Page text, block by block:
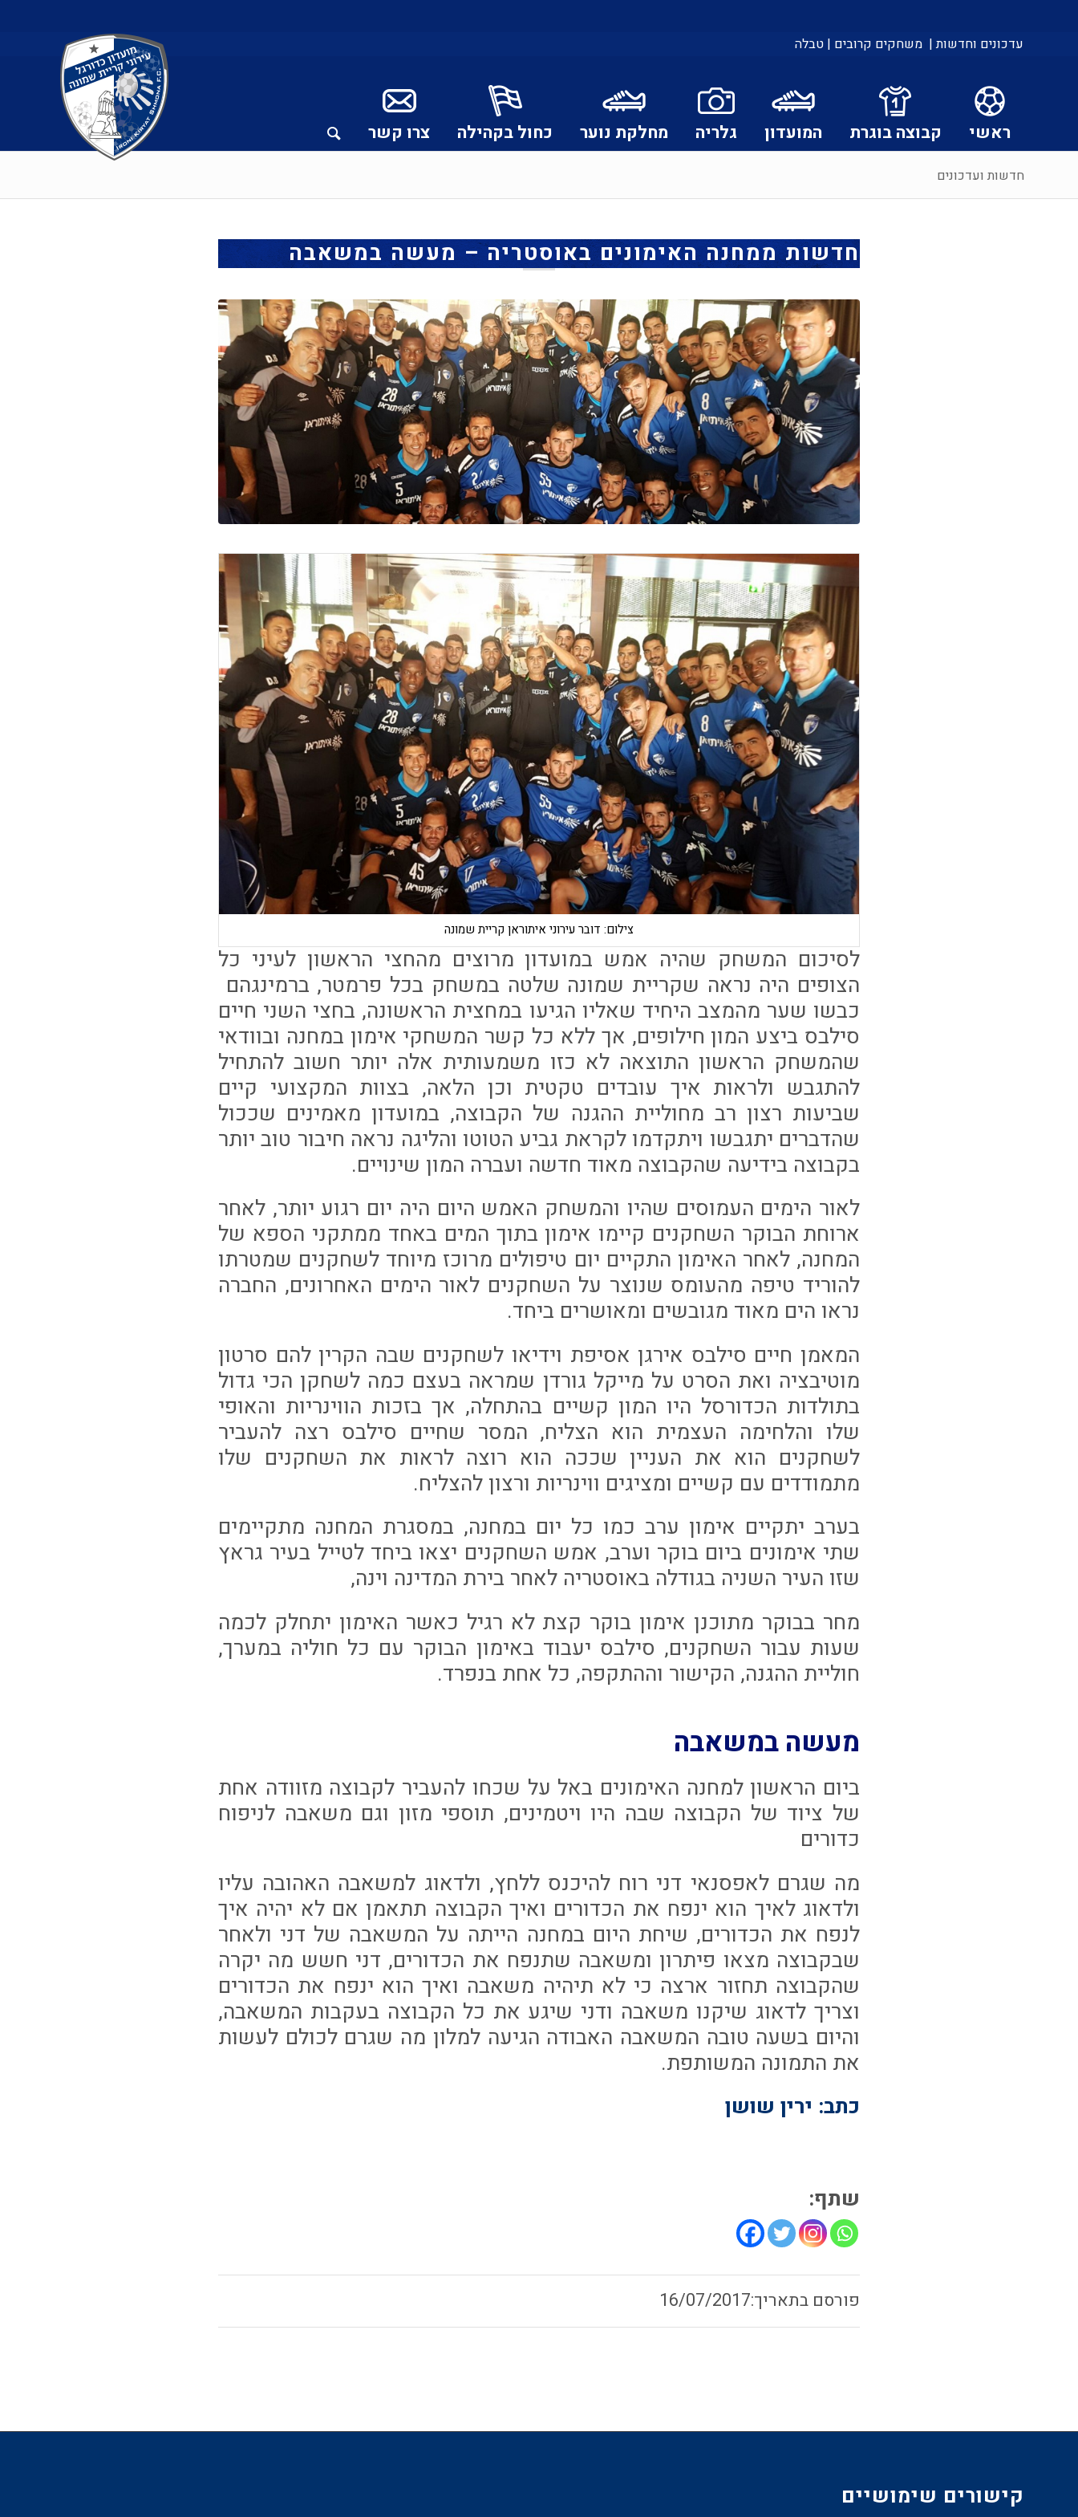
עדכונים וחדשות | משחקים קרובים | טבלה
ראשי קבוצה בוגרת המועדון גלריה מחלקת נוער כחול בקהילה צרו קשר
חדשות ועדכונים
חדשות ממחנה האימונים באוסטריה – מעשה במשאבה
צילום: דובר עירוני איתוראן קריית שמונה
לסיכום המשחק שהיה אמש במועדון מרוצים מהחצי הראשון לעיני כל
הצופים היה נראה שקריית שמונה שלטה במשחק בכל פרמטר, ברמינגהם
כבשו שער מהמצב היחיד שאליו הגיעו במחצית הראשונה, בחצי השני חיים
סילבס ביצע המון חילופים, אך ללא כל קשר המשחקי אימון במחנה ובוודאי
שהמשחק הראשון התוצאה לא כזו משמעותית אלה יותר חשוב להתחיל
להתגבש ולראות איך עובדים טקטית וכן הלאה, בצוות המקצועי קיים
שביעות רצון רב מחוליית ההגנה של הקבוצה, במועדון מאמינים שככול
שהדברים יתגבשו ויתקדמו לקראת גביע הטוטו והליגה נראה חיבור טוב יותר
בקבוצה בידיעה שהקבוצה מאוד חדשה ועברה המון שינויים.
לאור הימים העמוסים שהיו והמשחק האמש היום היה יום רגוע יותר, לאחר
ארוחת הבוקר השחקנים קיימו אימון בתוך המים באחד ממתקני הספא של
המחנה, לאחר האימון התקיים יום טיפולים מרוכז מיוחד לשחקנים שמטרתו
להוריד טיפה מהעומס שנוצר על השחקנים לאור הימים האחרונים, החברה
נראו הים מאוד מגובשים ומאושרים ביחד.
המאמן חיים סילבס אירגן אסיפת וידיאו לשחקנים שבה הקרין להם סרטון
מוטיבציה ואת הסרט על מייקל גורדן שמראה בעצם כמה לשחקן הכי גדול
בתולדות הכדורסל היו המון קשיים בהתחלה, אך בזכות הווינריות והאופי
שלו והלחימה העצמית הוא הצליח, המסר שחיים סילבס רצה להעביר
לשחקנים הוא את העניין שככה הוא רוצה לראות את השחקנים שלו
מתמודדים עם קשיים ומציגים ווינריות ורצון להצליח.
בערב יתקיים אימון ערב כמו כל יום במחנה, במסגרת המחנה מתקיימים
שתי אימונים ביום בוקר וערב, אמש השחקנים יצאו ביחד לטייל בעיר גראץ
שזו העיר השניה בגודלה באוסטריה לאחר בירת המדינה וינה,
מחר בבוקר מתוכנן אימון בוקר קצת לא רגיל כאשר האימון יתחלק לכמה
שעות עבור השחקנים, סילבס יעבוד באימון הבוקר עם כל חוליה במערך,
חוליית ההגנה, הקישור וההתקפה, כל אחת בנפרד.
מעשה במשאבה
ביום הראשון למחנה האימונים באל על שכחו להעביר לקבוצה מזוודה אחת
של ציוד של הקבוצה שבה היו ויטמינים, תוספי מזון וגם משאבה לניפוח
כדורים
מה שגרם לאפסנאי דני רוח להיכנס ללחץ, ולדאוג למשאבה האהובה עליו
ולדאוג לאיך הוא ינפח את הכדורים ואיך הקבוצה תתאמן אם לא יהיה איך
לנפח את הכדורים, שיחת היום במחנה הייתה על המשאבה של דני ולאחר
שבקבוצה מצאו פיתרון ומשאבה שתנפח את הכדורים, דני חשש מה יקרה
שהקבוצה תחזור ארצה כי לא תיהיה משאבה ואיך הוא ינפח את הכדורים
וצריך לדאוג שיקנו משאבה ודני שיגע את כל הקבוצה בעקבות המשאבה,
והיום בשעה טובה המשאבה האבודה הגיעה למלון מה שגרם לכולם לעשות
את התמונה המשותפת.
כתב: ירין שושן
שתף:
16/07/2017
קישורים שימושיים